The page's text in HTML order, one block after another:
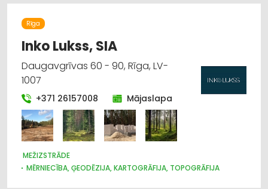
LAUKSAIMNIECĪBAS PAKALPOJUMI
Rīga
Inko Lukss, SIA
Daugavgrīvas 60 - 90, Rīga, LV-
1007
+371 26157008 Mājaslapa
MEŽIZSTRĀDE
MĒRNIECĪBA, ĢEODĒZIJA, KARTOGRĀFIJA, TOPOGRĀFIJA